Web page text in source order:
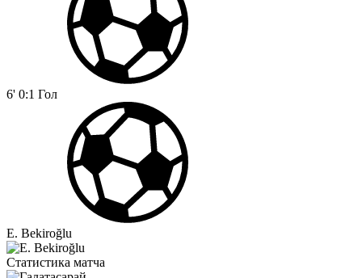
6' 0:1 Гол
E. Bekiroğlu
Статистика матча